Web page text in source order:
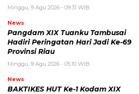
Minggu, 9 Agu 2026 - 09:31 WIB
News
Pangdam XIX Tuanku Tambusai
Hadiri Peringatan Hari Jadi Ke-69
Provinsi Riau
Minggu, 9 Agu 2026 - 05:10 WIB
News
BAKTIKES HUT Ke-1 Kodam XIX